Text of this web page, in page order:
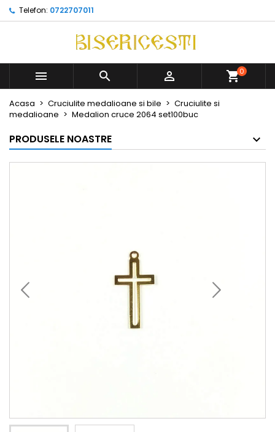
Telefon: 0722707011
   0
Acasa Cruciulite medalioane si bile
Cruciulite si
medalioane
Medalion cruce 2064 set100buc
PRODUSELE NOASTRE